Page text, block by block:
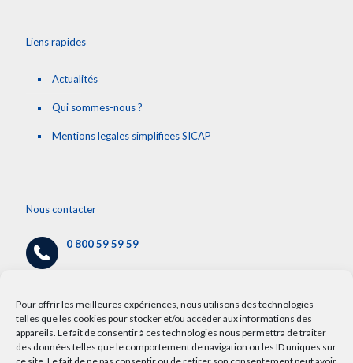
Pour offrir les meilleures expériences, nous utilisons des technologies
telles que les cookies pour stocker et/ou accéder aux informations des
appareils. Le fait de consentir à ces technologies nous permettra de traiter
des données telles que le comportement de navigation ou les ID uniques sur
Liens rapides
Actualités
Qui sommes-nous ?
Mentions legales simplifiees SICAP
Nous contacter
0 800 59 59 59
5 avenue Oscar Lambret,
59000 Lille